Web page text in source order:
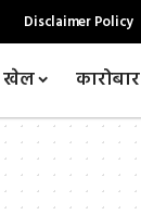
Disclaimer Policy
खेल कारोबार